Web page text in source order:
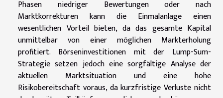
Phasen niedriger Bewertungen oder nach
Marktkorrekturen kann die Einmalanlage einen
wesentlichen Vorteil bieten, da das gesamte Kapital
unmittelbar von einer möglichen Markterholung
profitiert. Börseninvestitionen mit der Lump-Sum-
Strategie setzen jedoch eine sorgfältige Analyse der
aktuellen Marktsituation und eine hohe
Risikobereitschaft voraus, da kurzfristige Verluste nicht